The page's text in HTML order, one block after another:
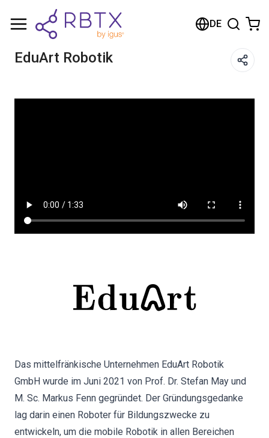
DE
EduArt Robotik
Das mittelfränkische Unternehmen EduArt Robotik
GmbH wurde im Juni 2021 von Prof. Dr. Stefan May und
M. Sc. Markus Fenn gegründet. Der Gründungsgedanke
lag darin einen Roboter für Bildungszwecke zu
entwickeln, um die mobile Robotik in allen Bereichen
Warenkorb